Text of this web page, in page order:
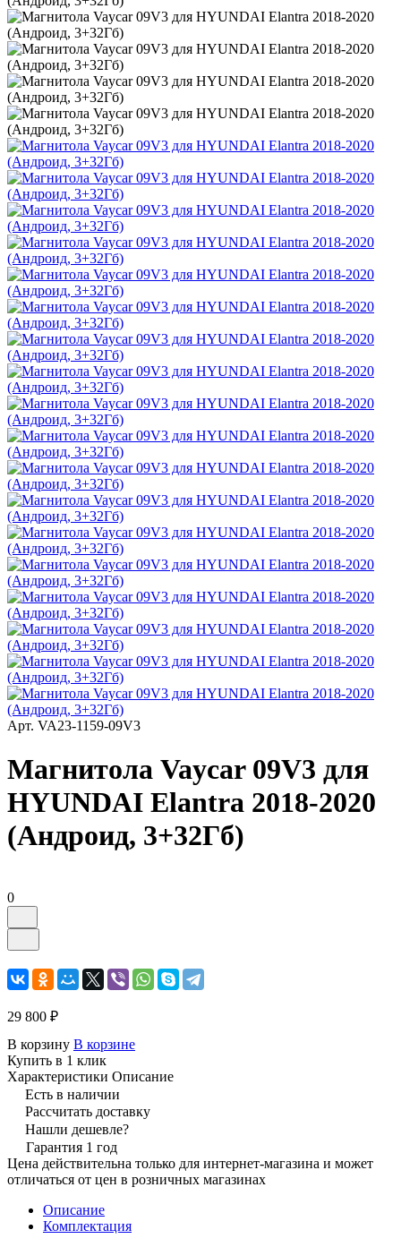
Арт. VA23-1159-09V3
Магнитола Vaycar 09V3 для
HYUNDAI Elantra 2018-2020
(Андроид, 3+32Гб)
0
29 800 ₽
В корзину В корзине
Купить в 1 клик
Характеристики Описание
Есть в наличии
Рассчитать доставку
Нашли дешевле?
Гарантия 1 год
Цена действительна только для интернет-магазина и может
отличаться от цен в розничных магазинах
Описание
Комплектация